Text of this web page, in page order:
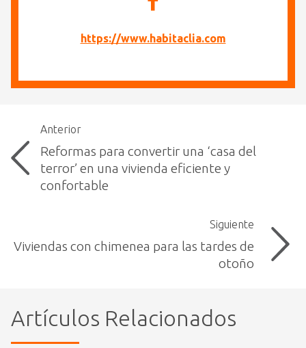
https://www.habitaclia.com
Anterior
Reformas para convertir una ‘casa del
terror’ en una vivienda eficiente y
confortable
Siguiente
Viviendas con chimenea para las tardes de
otoño
Artículos Relacionados